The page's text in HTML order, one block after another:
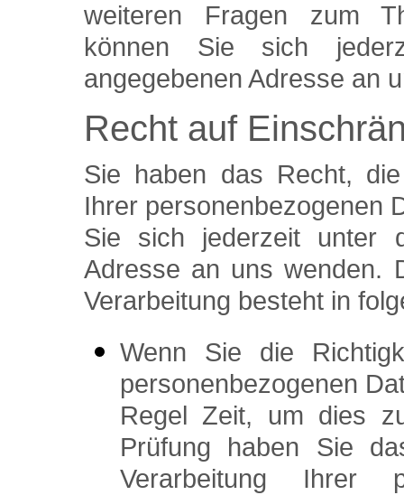
weiteren Fragen zum
können Sie sich
angegebenen Adresse an
Recht auf
Sie haben das Recht,
Ihrer personenbezogenen
Sie sich jederzeit unter
Adresse an uns wenden.
Verarbeitung besteht in
Wenn Sie die
personenbezogenen
Regel Zeit, um dies
Prüfung haben Sie
Verarbeitung Ihrer